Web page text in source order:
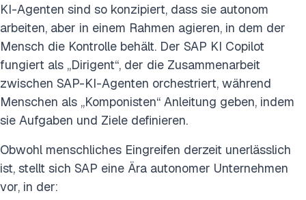
KI-Agenten sind so konzipiert, dass sie autonom
arbeiten, aber in einem Rahmen agieren, in dem der
Mensch die Kontrolle behält. Der SAP KI Copilot
fungiert als „Dirigent“, der die Zusammenarbeit
zwischen SAP-KI-Agenten orchestriert, während
Menschen als „Komponisten“ Anleitung geben, indem
sie Aufgaben und Ziele definieren.
Obwohl menschliches Eingreifen derzeit unerlässlich
ist, stellt sich SAP eine Ära autonomer Unternehmen
vor, in der: